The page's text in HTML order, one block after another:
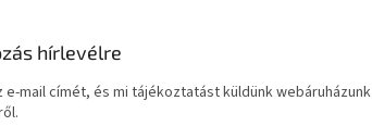
hírlevélre
e-mail címét, és mi tájékoztatást küldünk webáruházunk